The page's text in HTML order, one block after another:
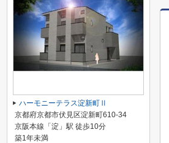
ハーモニーテラス淀新町Ⅱ
京都府京都市伏見区淀新町610-34
京阪本線「淀」駅 徒歩10分
築1年未満